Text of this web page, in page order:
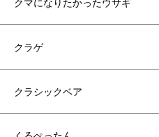
クラゲ
クラシックベア